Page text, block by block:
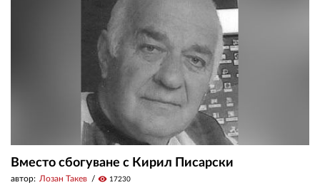
Вместо сбогуване с Кирил Писарски
автор: Лозан Такев visibility 17230
ЗА НАС
АВТОРИ
РЕДАКЦИЯ
КОНТАКТИ